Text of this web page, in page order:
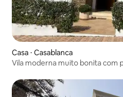
Casa ⋅ Casablanca
Vila moderna muito bonita com